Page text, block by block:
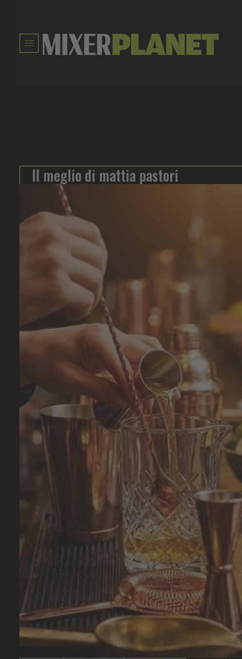
Il meglio di mattia pastori